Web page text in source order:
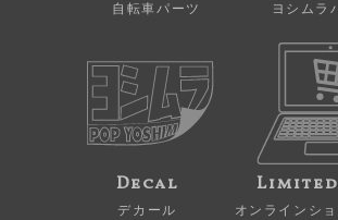
自転車パーツ ヨシムラ
Decal
デカール オンラインシ